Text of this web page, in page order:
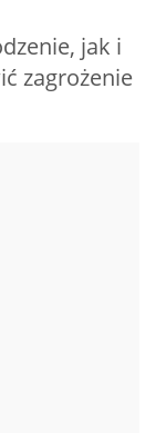
jak i
zagrożenie